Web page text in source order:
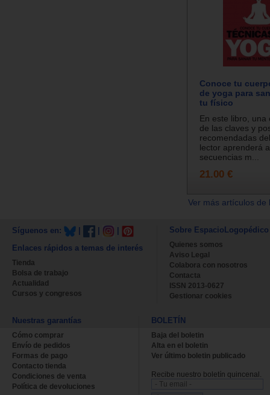
Conoce tu
de yoga para
tu físico
En este libro, una
de las claves y
recomendadas
lector aprenderá
secuencias m...
21.00 €
Ver más artículos
Síguenos en:
Enlaces rápidos a temas de interés
Tienda
Bolsa de trabajo
Actualidad
Cursos y congresos
Sobre EspacioLogopédico
Quienes somos
Aviso Legal
Colabora con nosotros
Contacta
ISSN 2013-0627
Gestionar cookies
Nuestras garantías
Cómo comprar
Envío de pedidos
Formas de pago
Contacto tienda
Condiciones de venta
Política de devoluciones
BOLETÍN
Baja del boletin
Alta en el boletin
Ver último boletin publicado
Recibe nuestro boletín quincenal.